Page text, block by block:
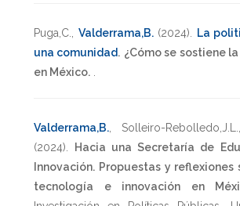
Puga,C. Valderrama,B. (2024)
La
una comunidad. ¿Cómo se sostiene
en México.
Valderrama,B. Solleiro-Rebolledo,J.L.
(2024)
Hacia una Secretaría de
Innovación. Propuestas y
tecnología e innovación en